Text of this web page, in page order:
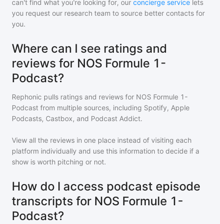
can't find what you're looking for, our concierge service lets
you request our research team to source better contacts for
you.
Where can I see ratings and
reviews for NOS Formule 1-
Podcast?
Rephonic pulls ratings and reviews for NOS Formule 1-
Podcast from multiple sources, including Spotify, Apple
Podcasts, Castbox, and Podcast Addict.
View all the reviews in one place instead of visiting each
platform individually and use this information to decide if a
show is worth pitching or not.
How do I access podcast episode
transcripts for NOS Formule 1-
Podcast?